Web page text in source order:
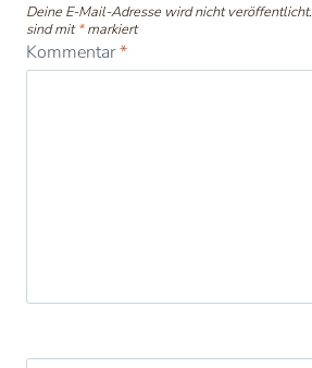
Deine E-Mail-Adresse wird nicht veröffentlicht.
sind mit*markiert
Kommentar*